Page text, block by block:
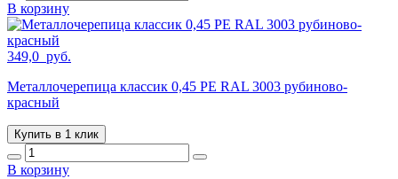
В корзину
349,0 руб.
Металлочерепица классик 0,45 PE RAL 3003 рубиново-
красный
Купить в 1 клик
В корзину